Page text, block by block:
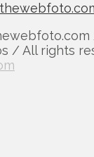
/ All rights